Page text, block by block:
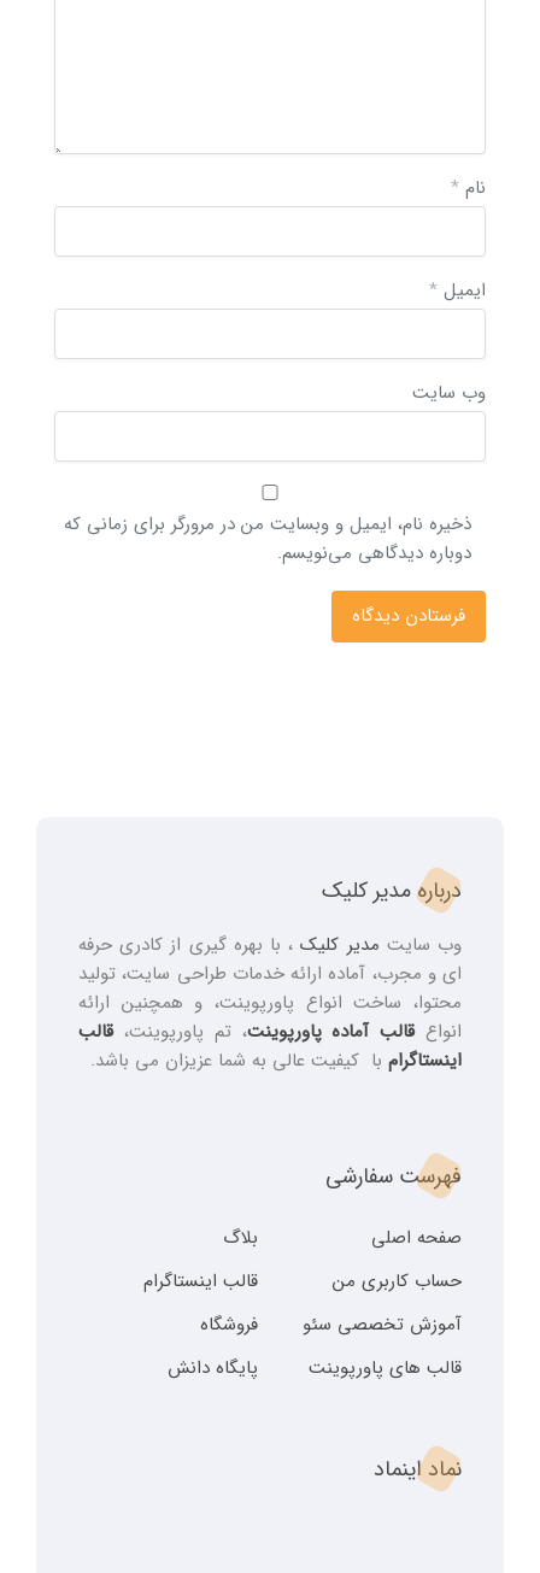
نام *
ایمیل *
وب‌ سایت
ذخیره نام، ایمیل و وبسایت من در مرورگر برای زمانی که
دوباره دیدگاهی می‌نویسم.
درباره مدیر کلیک
وب سایت مدیر کلیک، با بهره گیری از کادری حرفه
ای و مجرب، آماده ارائه خدمات طراحی سایت، تولید
محتوا، ساخت انواع پاورپوینت، و همچنین ارائه
انواعقالب آماده پاورپوینت، تم پاورپوینت،قالب
اینستاگرام با کیفیت عالی به شما عزیزان می باشد.
فهرست سفارشی
صفحه اصلی
بلاگ
حساب کاربری من
قالب اینستاگرام
آموزش تخصصی سئو
فروشگاه
قالب های پاورپوینت
پایگاه دانش
نماد اینماد